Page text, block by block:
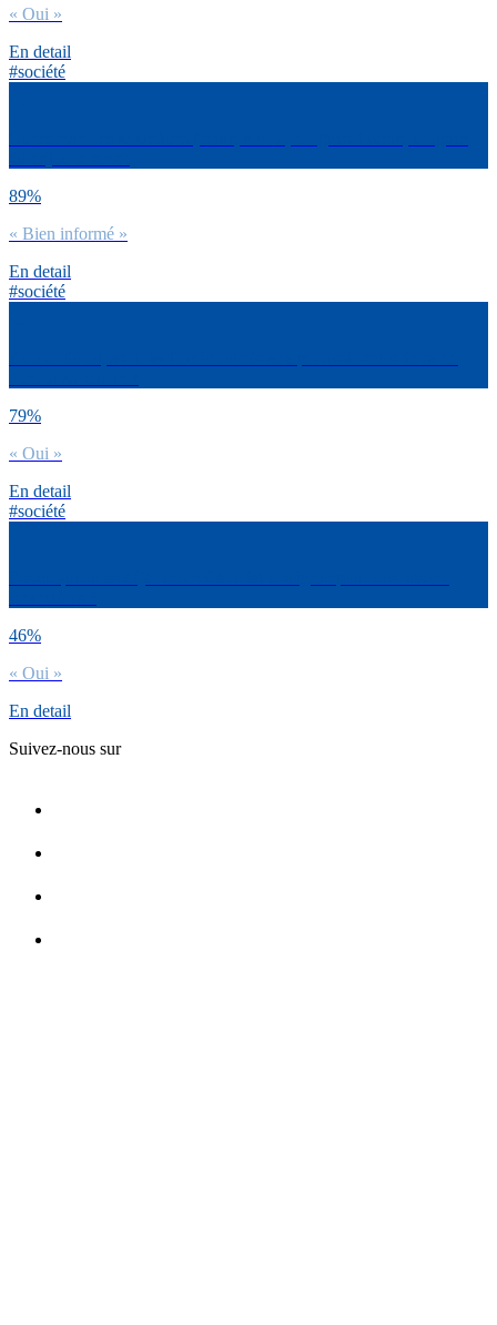
« Oui »
En detail
#société
89%
« Bien informé »
En detail
#société
79%
« Oui »
En detail
#société
46%
« Oui »
En detail
Suivez-nous sur